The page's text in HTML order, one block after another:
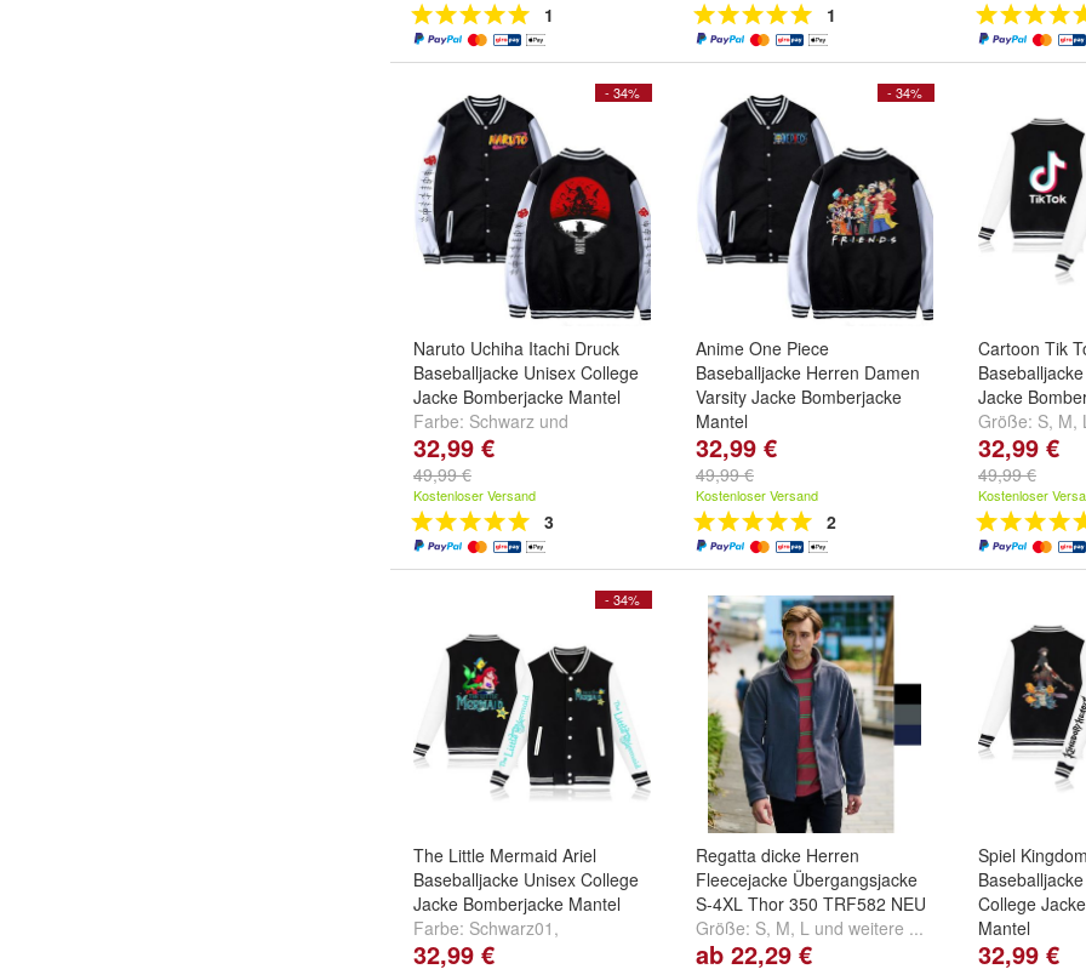
1 1
- 34%
Naruto Uchiha Itachi Druck
Baseballjacke Unisex College
Jacke Bomberjacke Mantel
Farbe: Schwarz und
Dunkelblau
32,99 €
49,99 €
Kostenloser Versand
3
- 34%
Anime One Piece
Baseballjacke Herren Damen
Varsity Jacke Bomberjacke
Mantel
Farbe:Schwarz
Dunkelblau
32,99 €
49,99 €
Kostenloser Versand
2
Cartoon Tik
Jacke
Größe: S, M,
32,99 €
49,99 €
Kostenloser
- 34%
The Little Mermaid Ariel
Baseballjacke Unisex College
Jacke Bomberjacke Mantel
Farbe: Schwarz01 ,
Schwarz02
32,99 €
Regatta dicke Herren
Fleecejacke Übergangsjacke
S-4XL Thor 350 TRF582 NEU
Größe: S, M, L und weitere ...
ab 22,29 €
Spiel
College
Mantel
Farbe:
32,99 €